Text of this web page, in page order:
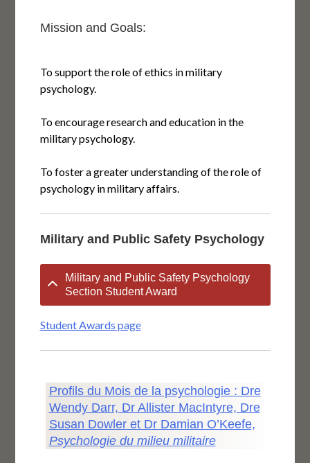
Mission and Goals:
To support the role of ethics in military
psychology.
To encourage research and education in the
military psychology.
To foster a greater understanding of the role of
psychology in military affairs.
Military and Public Safety Psychology
Military and Public Safety Psychology
Section Student Award
Student Awards page
Profils du Mois de la psychologie : Dre
Wendy Darr, Dr Allister MacIntyre, Dre
Susan Dowler et Dr Damian O’Keefe,
Psychologie du milieu militaire